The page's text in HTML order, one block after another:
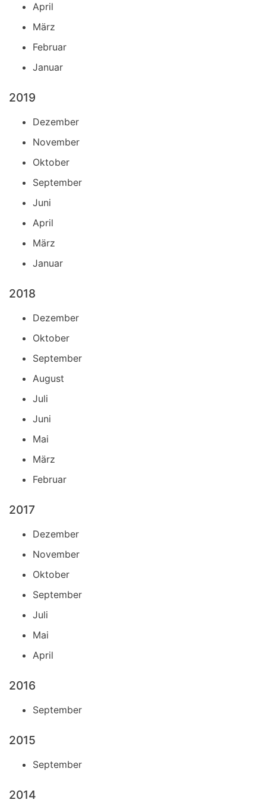
April
März
Februar
Januar
2019
Dezember
November
Oktober
September
Juni
April
März
Januar
2018
Dezember
Oktober
September
August
Juli
Juni
Mai
März
Februar
2017
Dezember
November
Oktober
September
Juli
Mai
April
2016
September
2015
September
2014